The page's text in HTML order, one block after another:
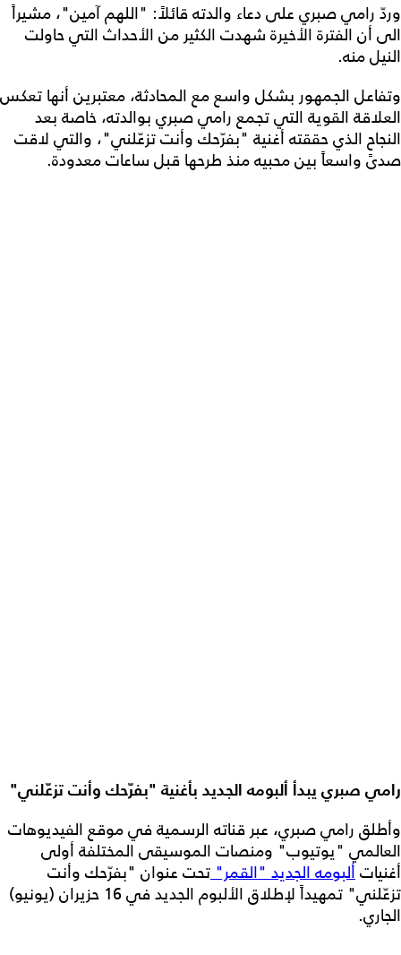
وردّ رامي صبري على دعاء والدته قائلاً: "اللهم آمين"، مشيراً
الى أن الفترة الأخيرة شهدت الكثير من الأحداث التي حاولت
النيل منه.
وتفاعل الجمهور بشكل واسع مع المحادثة، معتبرين أنها تعكس
العلاقة القوية التي تجمع رامي صبري بوالدته، خاصة بعد
النجاح الذي حققته أغنية "بفرّحك وأنت تزعّلني"، والتي لاقت
صدىً واسعاً بين محبيه منذ طرحها قبل ساعات معدودة.
رامي صبري يبدأ ألبومه الجديد بأغنية "بفرّحك وأنت تزعّلني"
وأطلق رامي صبري، عبر قناته الرسمية في موقع الفيديوهات
العالمي "يوتيوب" ومنصات الموسيقى المختلفة أولى
أغنياتألبومه الجديد "القمر"تحت عنوان "بفرّحك وأنت
تزعّلني" تمهيداً لإطلاق الألبوم الجديد في 16 حزيران (يونيو)
الجاري.